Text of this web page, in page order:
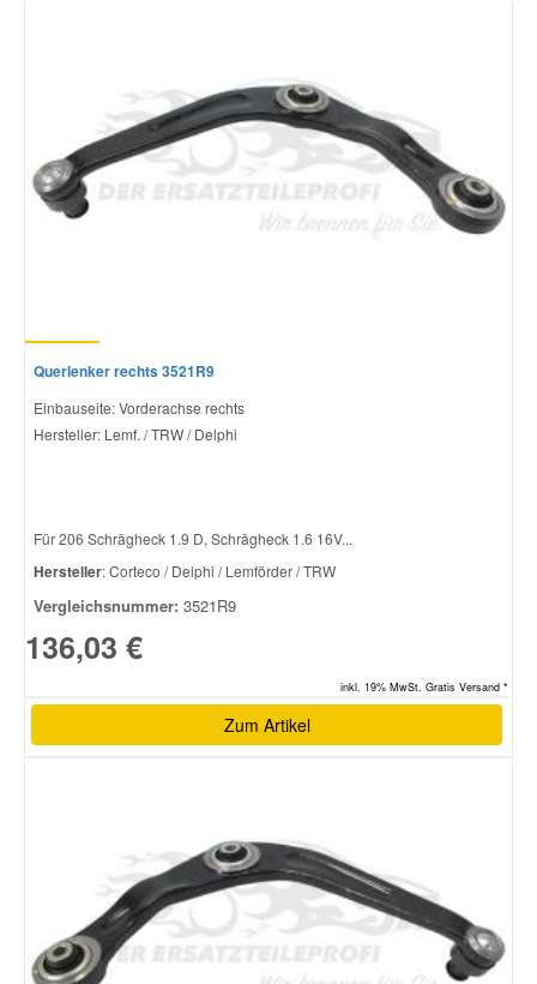
Querlenker rechts 3521R9
Einbauseite: Vorderachse rechts
Hersteller: Lemf. / TRW / Delphi
Für 206 Schrägheck 1.9 D, Schrägheck 1.6 16V...
Hersteller: Corteco / Delphi / Lemförder / TRW
Vergleichsnummer: 3521R9
136,03 €
inkl. 19% MwSt. Gratis Versand *
Zum Artikel